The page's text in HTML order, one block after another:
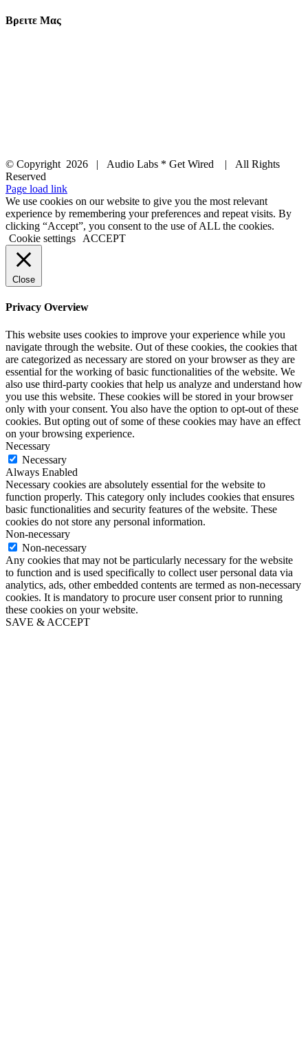
Βρειτε Μας
© Copyright 2026 | Audio Labs * Get Wired | All Rights
Reserved
Facebook
Instagram
YouTube
LinkedIn
X
Page load link
We use cookies on our website to give you the most relevant
experience by remembering your preferences and repeat visits. By
clicking “Accept”, you consent to the use of ALL the cookies.
Cookie settings
ACCEPT
Close
Privacy Overview
This website uses cookies to improve your experience while you
navigate through the website. Out of these cookies, the cookies that
are categorized as necessary are stored on your browser as they are
essential for the working of basic functionalities of the website. We
also use third-party cookies that help us analyze and understand how
you use this website. These cookies will be stored in your browser
only with your consent. You also have the option to opt-out of these
cookies. But opting out of some of these cookies may have an effect
on your browsing experience.
Necessary
Necessary
Always Enabled
Necessary cookies are absolutely essential for the website to
function properly. This category only includes cookies that ensures
basic functionalities and security features of the website. These
cookies do not store any personal information.
Non-necessary
Non-necessary
Any cookies that may not be particularly necessary for the website
to function and is used specifically to collect user personal data via
analytics, ads, other embedded contents are termed as non-necessary
cookies. It is mandatory to procure user consent prior to running
these cookies on your website.
SAVE & ACCEPT